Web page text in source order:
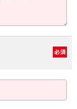
必須